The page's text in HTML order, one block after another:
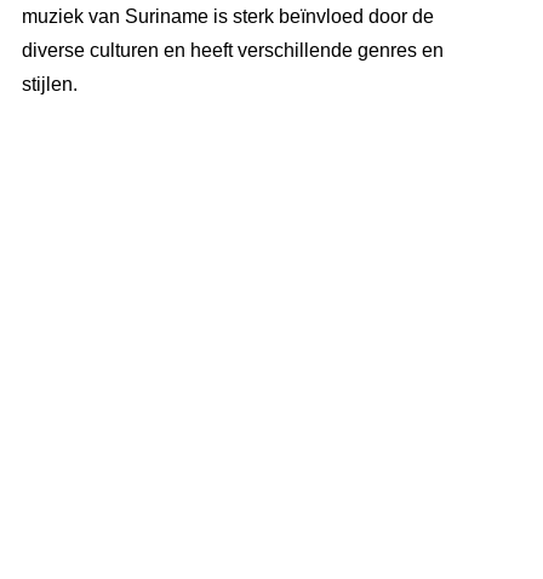
muziek van Suriname is sterk beïnvloed door de
diverse culturen en heeft verschillende genres en
stijlen.